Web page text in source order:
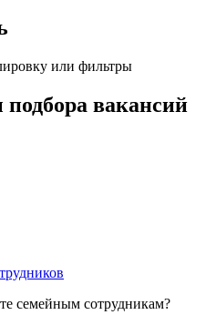
или фильтры
вакансий
семейным сотрудникам?